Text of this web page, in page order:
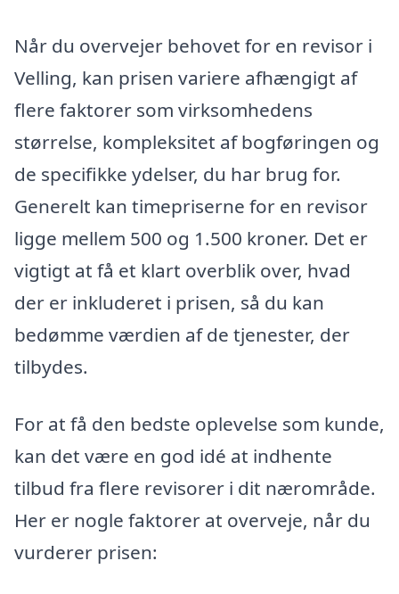
Når du overvejer behovet for en revisor i
Velling, kan prisen variere afhængigt af
flere faktorer som virksomhedens
størrelse, kompleksitet af bogføringen og
de specifikke ydelser, du har brug for.
Generelt kan timepriserne for en revisor
ligge mellem 500 og 1.500 kroner. Det er
vigtigt at få et klart overblik over, hvad
der er inkluderet i prisen, så du kan
bedømme værdien af de tjenester, der
tilbydes.
For at få den bedste oplevelse som kunde,
kan det være en god idé at indhente
tilbud fra flere revisorer i dit nærområde.
Her er nogle faktorer at overveje, når du
vurderer prisen: